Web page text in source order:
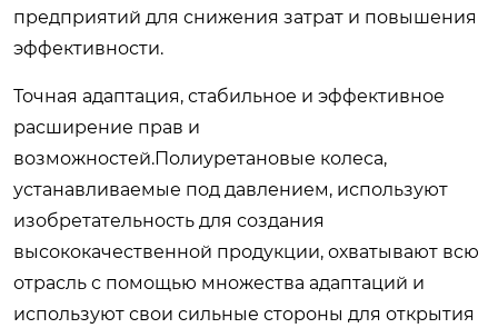
предприятий для снижения затрат и повышения
эффективности.
Точная адаптация, стабильное и эффективное
расширение прав и
возможностей.Полиуретановые колеса,
устанавливаемые под давлением, используют
изобретательность для создания
высококачественной продукции, охватывают всю
отрасль с помощью множества адаптаций и
используют свои сильные стороны для открытия